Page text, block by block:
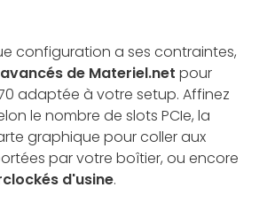
configuration a ses contraintes,
de Materiel.net pour
adaptée à votre setup. Affinez
le nombre de slots PCIe, la
graphique pour coller aux
par votre boîtier, ou encore
d'usine.